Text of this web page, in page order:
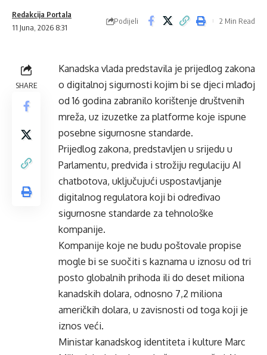
11 Juna, 2026 8:31
Redakcija Portala
Podijeli 2 Min Read
SHARE
Kanadska vlada predstavila je prijedlog zakona
o digitalnoj sigurnosti kojim bi se djeci mlađoj
od 16 godina zabranilo korištenje društvenih
mreža, uz izuzetke za platforme koje ispune
posebne sigurnosne standarde.
Prijedlog zakona, predstavljen u srijedu u
Parlamentu, predviđa i strožiju regulaciju AI
chatbotova, uključujući uspostavljanje
digitalnog regulatora koji bi određivao
sigurnosne standarde za tehnološke
kompanije.
Kompanije koje ne budu poštovale propise
mogle bi se suočiti s kaznama u iznosu od tri
posto globalnih prihoda ili do deset miliona
kanadskih dolara, odnosno 7,2 miliona
američkih dolara, u zavisnosti od toga koji je
iznos veći.
Ministar kanadskog identiteta i kulture Marc